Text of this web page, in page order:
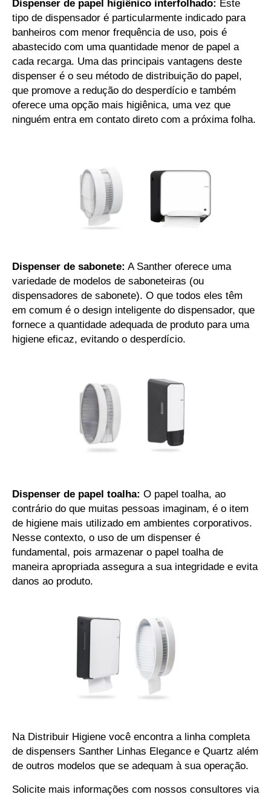
Dispenser de papel higiênico interfolhado: Este
tipo de dispensador é particularmente indicado para
banheiros com menor frequência de uso, pois é
abastecido com uma quantidade menor de papel a
cada recarga. Uma das principais vantagens deste
dispenser é o seu método de distribuição do papel,
que promove a redução do desperdício e também
oferece uma opção mais higiênica, uma vez que
ninguém entra em contato direto com a próxima folha.
Dispenser de sabonete: A Santher oferece uma
variedade de modelos de saboneteiras (ou
dispensadores de sabonete). O que todos eles têm
em comum é o design inteligente do dispensador, que
fornece a quantidade adequada de produto para uma
higiene eficaz, evitando o desperdício.
Dispenser de papel toalha: O papel toalha, ao
contrário do que muitas pessoas imaginam, é o item
de higiene mais utilizado em ambientes corporativos.
Nesse contexto, o uso de um dispenser é
fundamental, pois armazenar o papel toalha de
maneira apropriada assegura a sua integridade e evita
danos ao produto.
Na Distribuir Higiene você encontra a linha completa
de dispensers Santher Linhas Elegance e Quartz além
de outros modelos que se adequam à sua operação.
Solicite mais informações com nossos consultores via